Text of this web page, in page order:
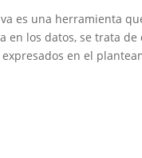
es una herramienta
en los datos, se trata de
en el